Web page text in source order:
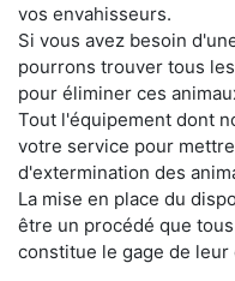
vos envahisseurs.
Si vous avez besoin
pourrons trouver tous
pour éliminer ces
Tout l'équipement dont
votre service pour
d'extermination des
La mise en place du
être un procédé que
constitue le gage de